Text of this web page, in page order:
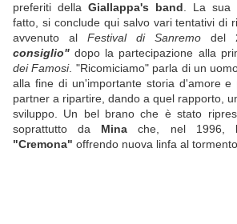
preferiti della Giallappa's band . La sua
fatto, si conclude qui salvo vari tentativi di
avvenuto al Festival di Sanremo del
consiglio" dopo la partecipazione alla
dei Famosi. "Ricomiciamo" parla di un
alla fine di un'importante storia d'amore e
partner a ripartire, dando a quel rapporto,
sviluppo. Un bel brano che è stato
soprattutto da Mina che, nel 1996,
"Cremona" offrendo nuova linfa al